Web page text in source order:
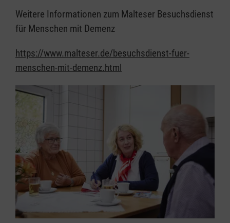
Weitere Informationen zum Malteser Besuchsdienst
für Menschen mit Demenz
https://www.malteser.de/besuchsdienst-fuer-
menschen-mit-demenz.html